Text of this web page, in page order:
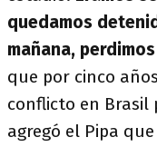
quedamos
mañana,
que por cinco
conflicto en Brasil
agregó el Pipa